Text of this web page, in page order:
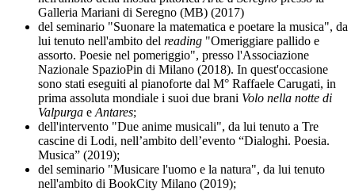
Galleria Mariani di Seregno (MB) (2017)
del seminario "Suonare la matematica e poetare la musica", da
lui tenuto nell'ambito del reading "Omeriggiare pallido e
assorto. Poesie nel pomeriggio", presso l'Associazione
Nazionale SpazioPin di Milano (2018). In quest'occasione
sono stati eseguiti al pianoforte dal M° Raffaele Carugati, in
prima assoluta mondiale i suoi due brani Volo nella notte di
Valpurga e Antares;
dell'intervento "Due anime musicali", da lui tenuto a Tre
cascine di Lodi, nell’ambito dell’evento “Dialoghi. Poesia.
Musica” (2019);
del seminario "Musicare l'uomo e la natura", da lui tenuto
nell'ambito di BookCity Milano (2019);